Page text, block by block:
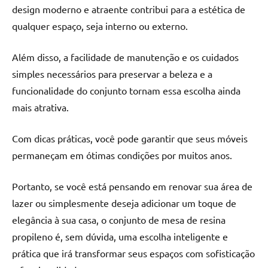
design moderno e atraente contribui para a estética de
qualquer espaço, seja interno ou externo.
Além disso, a facilidade de manutenção e os cuidados
simples necessários para preservar a beleza e a
funcionalidade do conjunto tornam essa escolha ainda
mais atrativa.
Com dicas práticas, você pode garantir que seus móveis
permaneçam em ótimas condições por muitos anos.
Portanto, se você está pensando em renovar sua área de
lazer ou simplesmente deseja adicionar um toque de
elegância à sua casa, o conjunto de mesa de resina
propileno é, sem dúvida, uma escolha inteligente e
prática que irá transformar seus espaços com sofisticação